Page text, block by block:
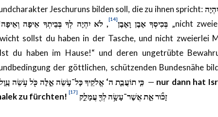
Jeschuruns bilden soll, die zu ihnen spricht:
בְּכִיסְךָ אֶבֶן וָאֶבֶן[14] , לֹא יִהְיֶה לְךָ בְּבֵיתְךָ אֵיפָה
„nicht
sollst du haben in der Tasche, und nicht zweierlei
du haben im Hause!“ und deren ungetrübte
der göttlichen, schützenden Bundesnähe
כִּ֧י תוֹעֲבַ֛ת ה‘ אֱלֹקֵיךָ כָּל־עֹ֣שֵׂה אֵ֑לֶּה כֹּ֖ל עֹ֥שֵׂה עָֽוֶל — nur dann hat
zu fürchten!
זָכֹ֕ור אֵ֛ת אֲשֶׁר־עָשָׂ֥ה לְךָ֖ עֲמָלֵ֑ק [17]